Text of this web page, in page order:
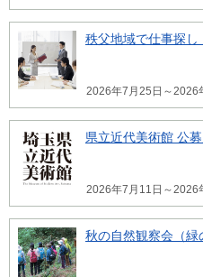
秩父地域で仕事探
2026年7月25日～2026
県立近代美術館 公
2026年7月11日～2026
秋の自然観察会（緑